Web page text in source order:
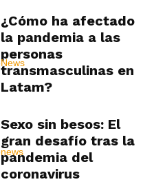
¿Cómo ha afectado
la pandemia a las
personas
transmasculinas en
Latam?
Sexo sin besos: El
gran desafío tras la
pandemia del
coronavirus